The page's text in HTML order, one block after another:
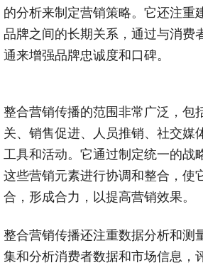
的分析来制定营销策略。它还注重
品牌之间的长期关系，通过与消费
通来增强品牌忠诚度和口碑。
整合营销传播的范围非常广泛，包
关、销售促进、人员推销、社交媒
工具和活动。它通过制定统一的战
这些营销元素进行协调和整合，使
合，形成合力，以提高营销效果。
整合营销传播还注重数据分析和测
集和分析消费者数据和市场信息，